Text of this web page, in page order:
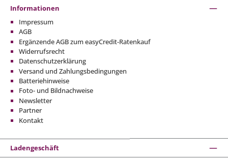
Informationen
Impressum
AGB
Ergänzende AGB zum easyCredit-Ratenkauf
Widerrufsrecht
Datenschutzerklärung
Versand und Zahlungsbedingungen
Batteriehinweise
Foto- und Bildnachweise
Newsletter
Partner
Kontakt
Ladengeschäft